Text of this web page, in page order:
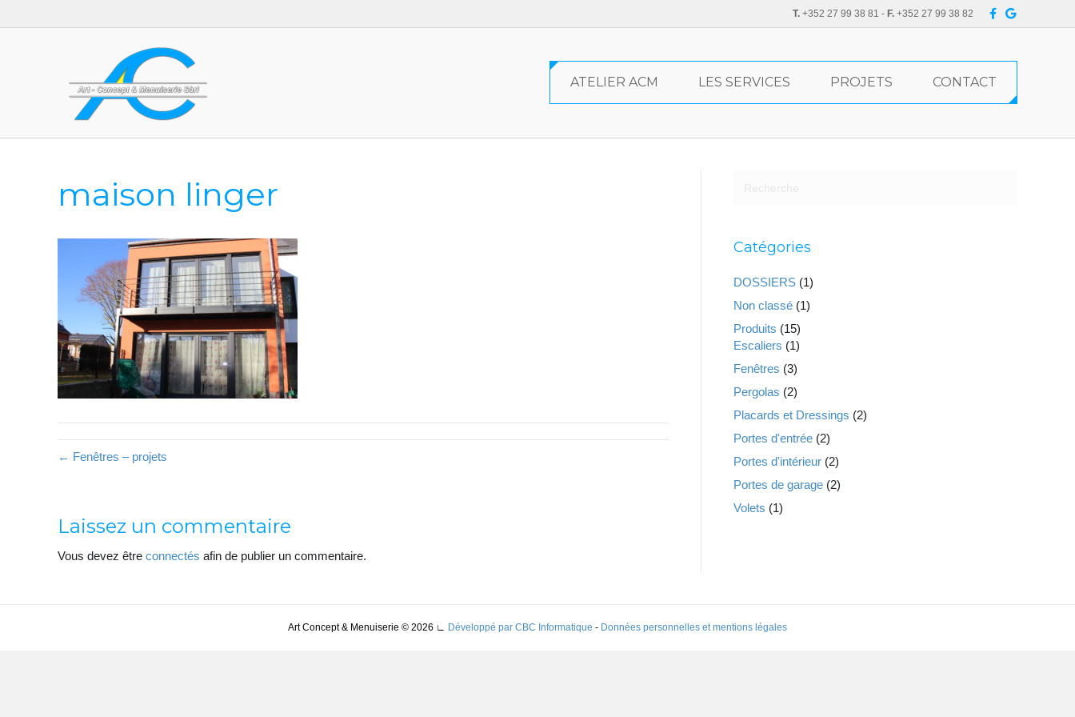
T. +352 27 99 38 81 - F. +352 27 99 38 82
c
o
o
k
G
o
e
ATELIER ACM LES SERVICES PROJETS CONTACT
maison linger
← Fenêtres – projets
Laissez un commentaire
Vous devez être connectés afin de publier un commentaire.
Catégories
DOSSIERS (1)
Non classé (1)
Produits (15)
Escaliers (1)
Fenêtres (3)
Pergolas (2)
Placards et Dressings (2)
Portes d'entrée (2)
Portes d'intérieur (2)
Portes de garage (2)
Volets (1)
Art Concept & Menuiserie © 2026 ∟ Développé par CBC Informatique - Données personnelles et mentions légales